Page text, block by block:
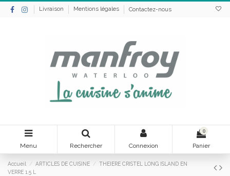
Livraison Mentions légales Contactez-nous
Menu Rechercher Connexion
0
Panier
Accueil ARTICLES DE CUISINE
THEIERE CRISTEL LONG ISLAND EN
VERRE 1.5 L